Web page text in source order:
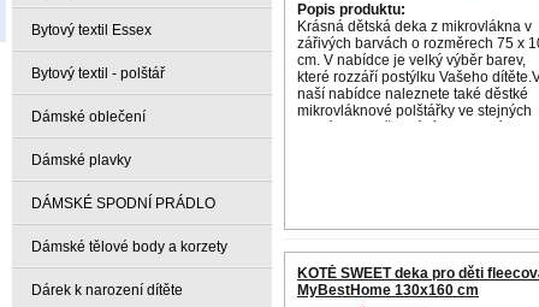
Bytový textil Essex
Bytový textil - polštář
Dámské oblečení
Dámské plavky
DÁMSKÉ SPODNÍ PRÁDLO
Dámské tělové body a korzety
Dárek k narození dítěte
Popis produktu:
Krásná dětská deka z mikrovlákna v
zářivých barvách o rozměrech 75 x
cm. V nabídce je velký výběr barev,
které rozzáří postýlku Vašeho
naší nabídce naleznete také děstké
mikrovláknové polštářky ve stejných
KOTĚ SWEET deka pro děti
MyBestHome 130x160 cm